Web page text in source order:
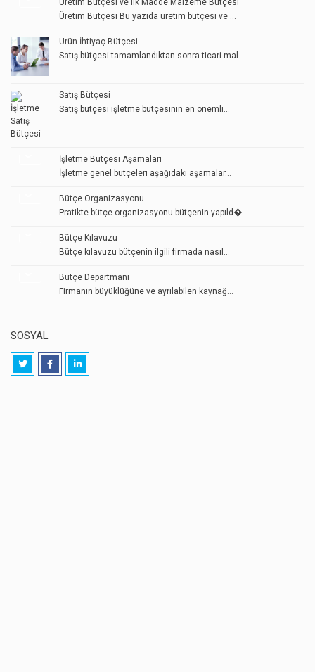
Üretim Bütçesi ve ilk Madde Malzeme Bütçesi
Üretim Bütçesi Bu yazıda üretim bütçesi ve ...
Ürün İhtiyaç Bütçesi
Satış bütçesi tamamlandıktan sonra ticari mal...
Satış Bütçesi
Satış bütçesi işletme bütçesinin en önemli...
İşletme Bütçesi Aşamaları
İşletme genel bütçeleri aşağıdaki aşamalar...
Bütçe Organizasyonu
Pratikte bütçe organizasyonu bütçenin yapıld�...
Bütçe Kılavuzu
Bütçe kılavuzu bütçenin ilgili firmada nasıl...
Bütçe Departmanı
Firmanın büyüklüğüne ve ayrılabilen kaynağ...
SOSYAL